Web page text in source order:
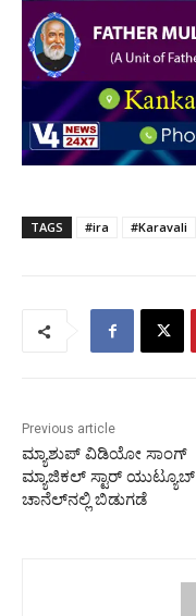
TAGS #ira #Karavali
Previous article
ಮ್ಯಾಶುಪ್ ವಿಡಿಯೋ ಸಾಂಗ್
ಮ್ಯಾಜಿಕಲ್ ಸ್ಟಾರ್ ಯುಟ್ಯೂಬ್
ಚಾನೆಲ್‍ನಲ್ಲಿ ಬಿಡುಗಡೆ